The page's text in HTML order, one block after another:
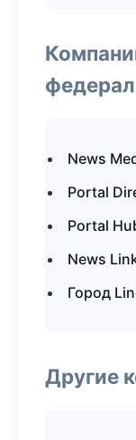
News
Portal
Portal
News
Город
Другие